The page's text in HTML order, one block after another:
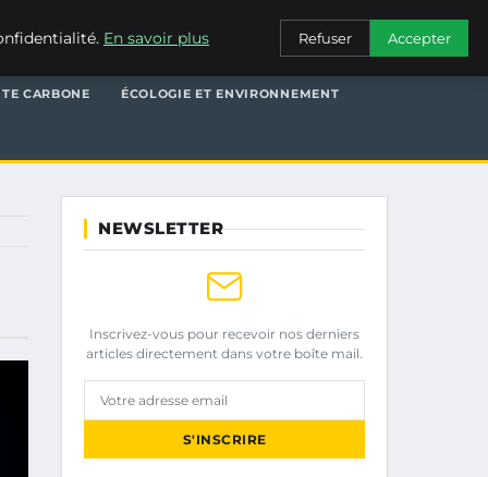
CARBONE ÉCOLOGIE ET ENVIRONNEMENT
NEWSLETTER
Inscrivez-vous pour recevoir nos derniers
articles directement dans votre boîte mail.
Votre adresse email
S'INSCRIRE
En savoir plus Refuser Accepter